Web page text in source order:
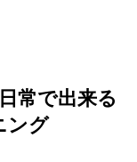
常で出来る
ング